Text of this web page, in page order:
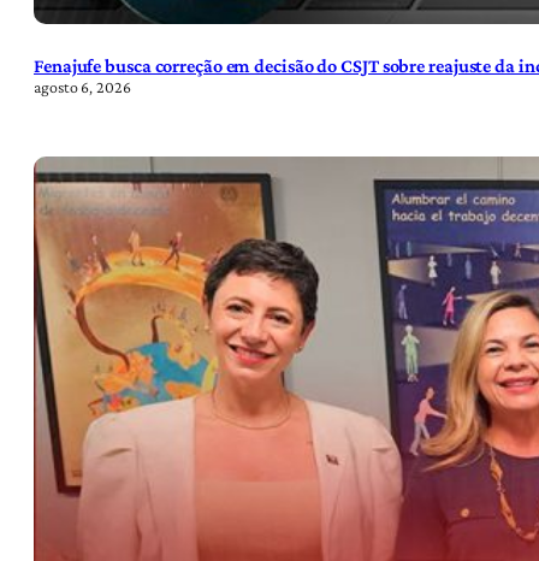
Fenajufe busca correção em decisão do CSJT sobre reajuste da
agosto 6, 2026